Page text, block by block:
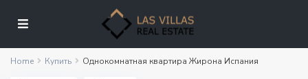
Home Купить Однокомнатная квартира Жирона Испания